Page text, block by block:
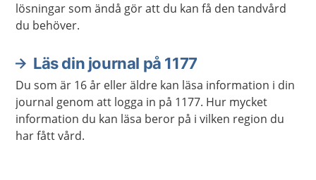
lösningar som ändå gör att du kan få den tandvård
du behöver.
Läs din journal på 1177
Du som är 16 år eller äldre kan läsa information i din
journal genom att logga in på 1177. Hur mycket
information du kan läsa beror på i vilken region du
har fått vård.